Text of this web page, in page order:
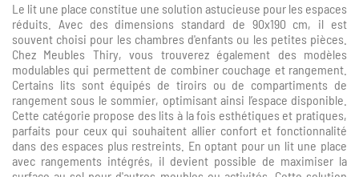
Le lit une place constitue une solution astucieuse pour les espaces
réduits. Avec des dimensions standard de 90x190 cm, il est
souvent choisi pour les chambres d'enfants ou les petites pièces.
Chez Meubles Thiry, vous trouverez également des modèles
modulables qui permettent de combiner couchage et rangement.
Certains lits sont équipés de tiroirs ou de compartiments de
rangement sous le sommier, optimisant ainsi l’espace disponible.
Cette catégorie propose des lits à la fois esthétiques et pratiques,
parfaits pour ceux qui souhaitent allier confort et fonctionnalité
dans des espaces plus restreints. En optant pour un lit une place
avec rangements intégrés, il devient possible de maximiser la